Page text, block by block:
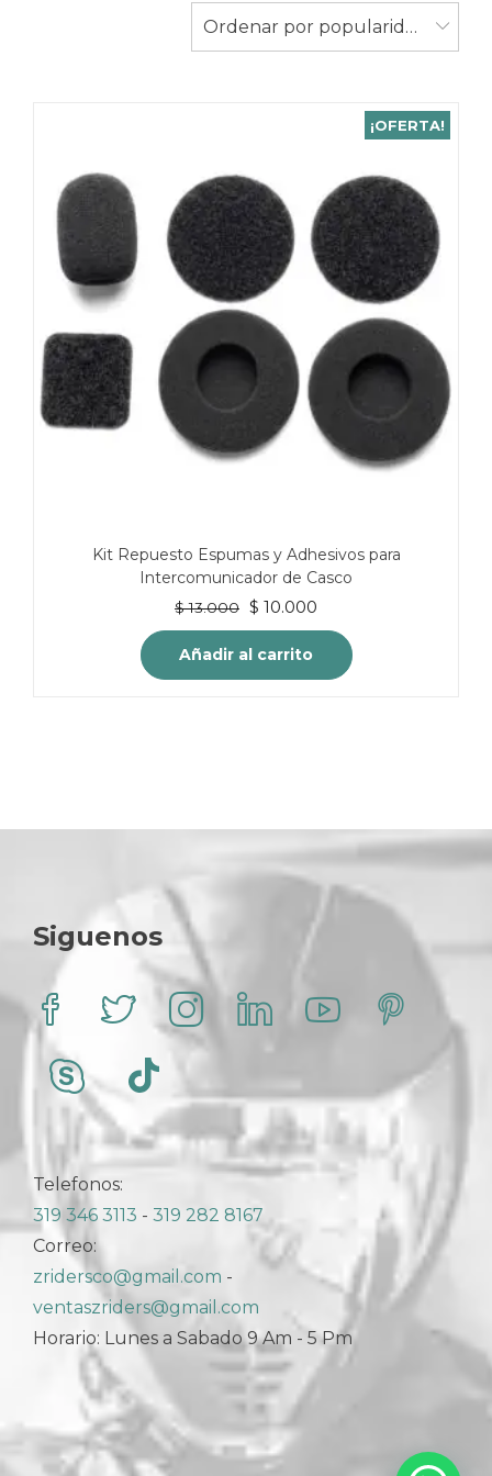
Ordenar por popularidad
¡OFERTA!
Kit Repuesto Espumas y Adhesivos para
Intercomunicador de Casco
$13.000 El
precio
original
era:
$ 10.000
precio
actual
es:
Añadir al carrito
Siguenos
Telefonos:
319 346 3113 - 319 282 8167
Correo:
zridersco@gmail.com -
ventaszriders@gmail.com
Horario: Lunes a Sabado 9 Am - 5 Pm